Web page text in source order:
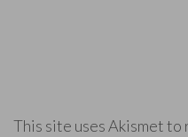
This site uses Akismet to